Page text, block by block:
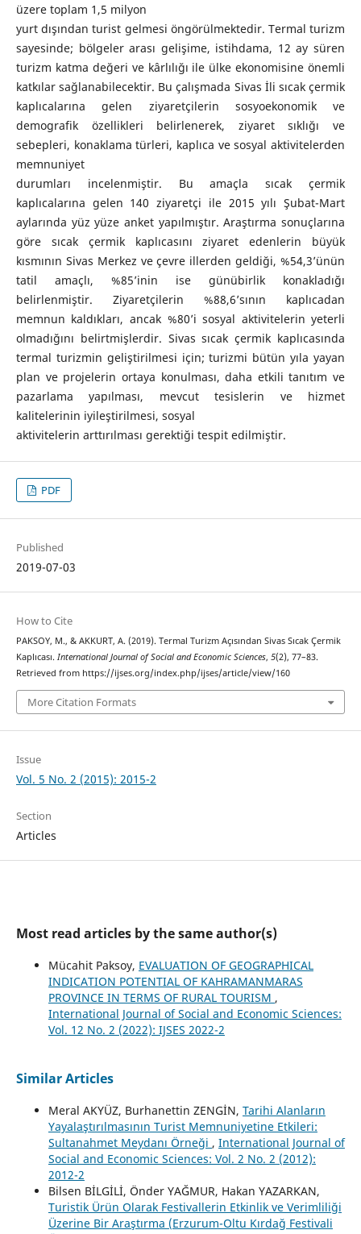
üzere toplam 1,5 milyon
yurt dışından turist gelmesi öngörülmektedir. Termal turizm
sayesinde; bölgeler arası gelişime, istihdama, 12 ay süren
turizm katma değeri ve kârlılığı ile ülke ekonomisine önemli
katkılar sağlanabilecektir. Bu çalışmada Sivas İli sıcak çermik
kaplıcalarına gelen ziyaretçilerin sosyoekonomik ve
demografik özellikleri belirlenerek, ziyaret sıklığı ve
sebepleri, konaklama türleri, kaplıca ve sosyal aktivitelerden
memnuniyet
durumları incelenmiştir. Bu amaçla sıcak çermik
kaplıcalarına gelen 140 ziyaretçi ile 2015 yılı Şubat-Mart
aylarında yüz yüze anket yapılmıştır. Araştırma sonuçlarına
göre sıcak çermik kaplıcasını ziyaret edenlerin büyük
kısmının Sivas Merkez ve çevre illerden geldiği, %54,3’ünün
tatil amaçlı, %85’inin ise günübirlik konakladığı
belirlenmiştir. Ziyaretçilerin %88,6’sının kaplıcadan
memnun kaldıkları, ancak %80’i sosyal aktivitelerin yeterli
olmadığını belirtmişlerdir. Sivas sıcak çermik kaplıcasında
termal turizmin geliştirilmesi için; turizmi bütün yıla yayan
plan ve projelerin ortaya konulması, daha etkili tanıtım ve
pazarlama yapılması, mevcut tesislerin ve hizmet
kalitelerinin iyileştirilmesi, sosyal
aktivitelerin arttırılması gerektiği tespit edilmiştir.
PDF
Published
2019-07-03
How to Cite
PAKSOY, M., & AKKURT, A. (2019). Termal Turizm Açısından Sivas Sıcak Çermik
Kaplıcası. International Journal of Social and Economic Sciences, 5(2), 77–83.
Retrieved from https://ijses.org/index.php/ijses/article/view/160
More Citation Formats
Issue
Vol. 5 No. 2 (2015): 2015-2
Section
Articles
Most read articles by the same author(s)
Mücahit Paksoy, EVALUATION OF GEOGRAPHICAL
INDICATION POTENTIAL OF KAHRAMANMARAS
PROVINCE IN TERMS OF RURAL TOURISM ,
International Journal of Social and Economic Sciences:
Vol. 12 No. 2 (2022): IJSES 2022-2
Similar Articles
Meral AKYÜZ, Burhanettin ZENGİN, Tarihi Alanların
Yayalaştırılmasının Turist Memnuniyetine Etkileri:
Sultanahmet Meydanı Örneği , International Journal of
Social and Economic Sciences: Vol. 2 No. 2 (2012):
2012-2
Bilsen BİLGİLİ, Önder YAĞMUR, Hakan YAZARKAN,
Turistik Ürün Olarak Festivallerin Etkinlik ve Verimliliği
Üzerine Bir Araştırma (Erzurum-Oltu Kırdağ Festivali